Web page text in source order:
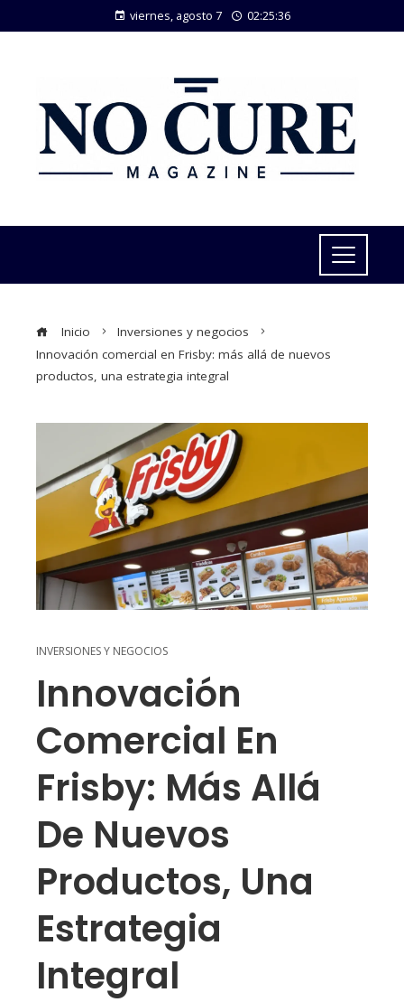
viernes, agosto 7 02:25:37
Inicio
Inversiones y negocios
Innovación comercial en Frisby: más allá de nuevos
productos, una estrategia integral
INVERSIONES Y NEGOCIOS
Innovación
Comercial En
Frisby: Más Allá
De Nuevos
Productos, Una
Estrategia
Integral